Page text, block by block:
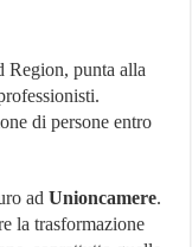
Region, punta alla
di persone entro
adUnioncamere.
la trasformazione